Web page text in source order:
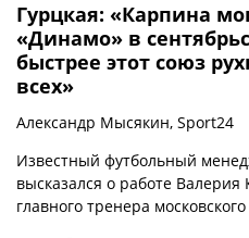
Гурцкая: «Карпина
«Динамо» в
быстрее этот союз
всех»
Александр Мысякин, Sport24
Известный футбольный
высказался о работе
главного тренера